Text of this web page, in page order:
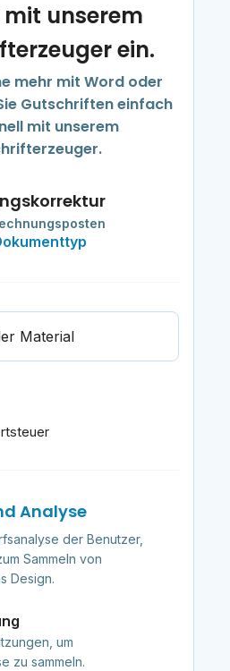
unserem
ein.
mehr mit Word oder
Gutschriften einfach
mit unserem
Material
Analyse
der Benutzer,
Sammeln von
Design.
um
zu sammeln.